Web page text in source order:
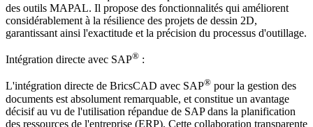
des outils MAPAL. Il propose des fonctionnalités qui améliorent
considérablement à la résilience des projets de dessin 2D,
garantissant ainsi l'exactitude et la précision du processus d'outillage.
Intégration directe avec SAP® :
L'intégration directe de BricsCAD avec SAP® pour la gestion des
documents est absolument remarquable, et constitue un avantage
décisif au vu de l'utilisation répandue de SAP dans la planification
des ressources de l'entreprise (ERP). Cette collaboration transparente